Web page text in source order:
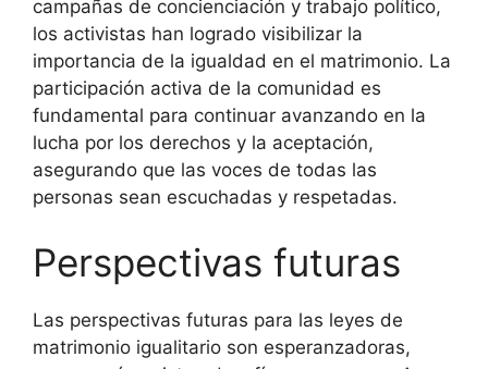
campañas de concienciación y trabajo político,
los activistas han logrado visibilizar la
importancia de la igualdad en el matrimonio. La
participación activa de la comunidad es
fundamental para continuar avanzando en la
lucha por los derechos y la aceptación,
asegurando que las voces de todas las
personas sean escuchadas y respetadas.
Perspectivas futuras
Las perspectivas futuras para las leyes de
matrimonio igualitario son esperanzadoras,